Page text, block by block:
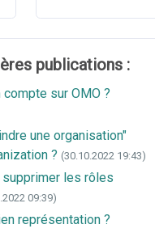
publications :
sur OMO ?
une organisation"
? (30.10.2022 19:43)
les rôles
09:39)
représentation ?